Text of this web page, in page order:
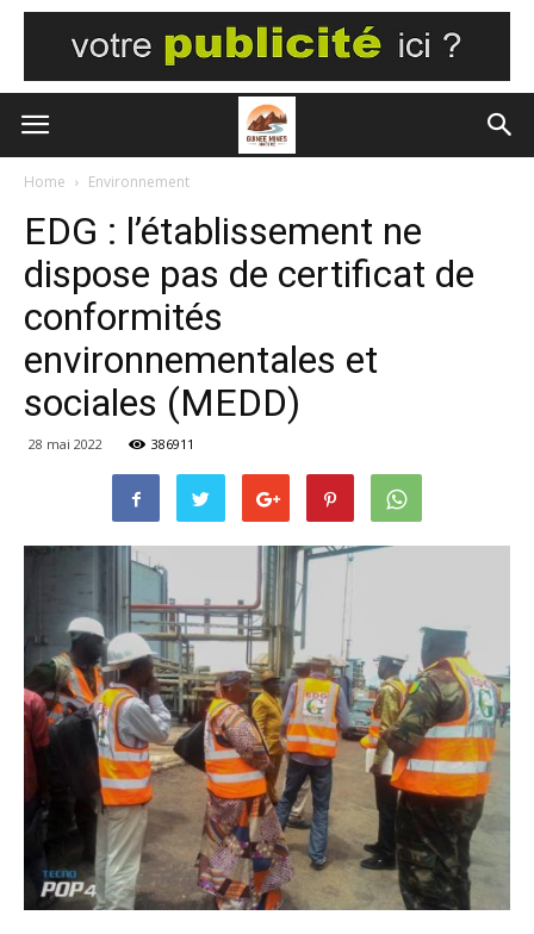
Home Environnement
EDG : l’établissement ne
dispose pas de certificat de
conformités
environnementales et
sociales (MEDD)
28 mai 2022 386911